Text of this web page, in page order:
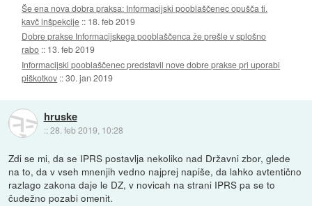
Še ena nova dobra praksa: Informacijski pooblaščenec opušča ti.
kavč inšpekcije :: 18. feb 2019
Dobre prakse Informacijskega pooblaščenca že prešle v splošno
rabo :: 13. feb 2019
Informacijski pooblaščenec predstavil nove dobre prakse pri uporabi
piškotkov ::30. jan 2019
hruske
::28. feb 2019, 10:28
Zdi se mi, da se IPRS postavlja nekoliko nad Državni zbor, glede
na to, da v vseh mnenjih vedno najprej napiše, da lahko avtentično
razlago zakona daje le DZ, v novicah na strani IPRS pa se to
čudežno pozabi omenit.